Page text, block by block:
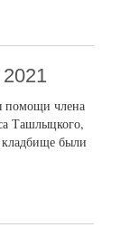
помощи члена
Ташлыцкого,
кладбище были